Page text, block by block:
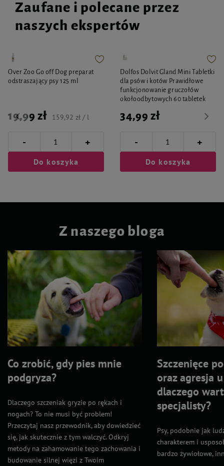
Zaufane i polecane przez
naszych ekspertów
Over Zoo Go off Dog preparat
odstraszający psy 125 ml
19,99 zł 159,92 zł / l
- +
Do koszyka
Dolfos Dolvit Gland Mini Tabletki
dla psów i kotów Prawidłowe
funkcjonowanie gruczołów
okołoodbytowych 60 tabletek
34,99 zł
- +
Do koszyka
Z naszego bloga
Co zrobić, gdy pies mnie
podgryza?
Dlaczego szczeniak gryzie po rękach i
nogach? To nie musi być problem!
Przeczytaj nasz przewodnik, aby dowiedzieć
się, jak skutecznie z tym walczyć. Odkryj
metody na zahamowanie tego zachowania i
budowanie silnej więzi z Twoim
Szczenięce
oraz agresja
dlaczego
specjalisty?
Psy, podobnie jak
charakterem i
bardzo żywiołowe,